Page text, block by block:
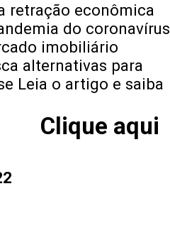
retração econômica
do coronavírus
imobiliário
alternativas para
Leia o artigo e saiba
Clique aqui